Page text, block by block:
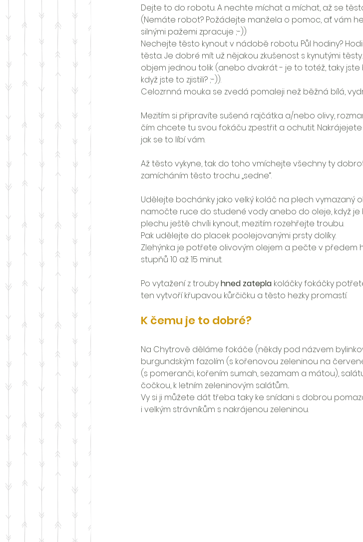
Dejte to do robotu. A nechte míchat a míchat, až se
(Nemáte robot? Požádejte manžela o pomoc, ať vám
silnými pažemi zpracuje ;-))
Nechejte těsto kynout v nádobě robotu. Půl hodiny?
těsta. Je dobré mít už nějakou zkušenost s kynutými
objem jednou tolik (anebo dvakrát - je to totéž, taky
když jste to zjistili? ;-)).
Celozrnná mouka se zvedá pomaleji než běžná bílá,
Mezitím si připravíte sušená rajčátka a/nebo olivy,
čím chcete tu svou fokáču zpestřit a ochutit.
jak se to líbí vám.
Až těsto vykyne, tak do toho vmíchejte všechny ty
zamícháním těsto trochu „sedne“.
Udělejte bochánky jako velký koláč na plech vymazaný
namočte ruce do studené vody anebo do oleje, když je
plechu ještě chvíli kynout, mezitím rozehřejte troubu.
Pak udělejte do placek poolejovanými prsty dolíky.
Zlehýnka je potřete olivovým olejem a pečte v předem
stupňů 10 až 15 minut.
Po vytažení z trouby hned zatepla koláčky fokáčky
ten vytvoří křupavou kůrčičku a těsto hezky promastí.
K čemu je to dobré?
Na Chytrově děláme fokáče (někdy pod názvem
burgundským fazolím (s kořenovou zeleninou na
(s pomeranči, kořením sumah, sezamam a mátou),
čočkou, k letním zeleninovým salátům...
Vy si ji můžete dát třeba taky ke snídani s dobrou
i velkým strávníkům s nakrájenou zeleninou.